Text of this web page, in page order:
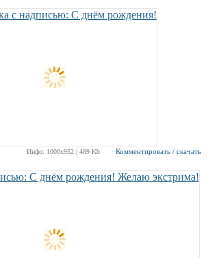
Инфо: 1000х952 | 489 Kb Комментировать / скачать